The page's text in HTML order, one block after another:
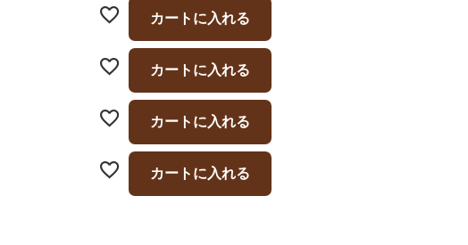
カートに入れる
カートに入れる
カートに入れる
カートに入れる